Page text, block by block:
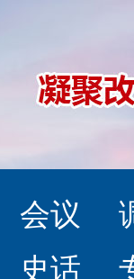
会议
史话